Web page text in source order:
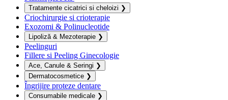
Tratamente cicatrici si cheloizi ❯
Criochirurgie si crioterapie
Exozomi & Polinucleotide
Lipoliză & Mezoterapie ❯
Peelinguri
Fillere si Peeling Ginecologie
Ace, Canule & Seringi ❯
Dermatocosmetice ❯
Îngrijire proteze dentare
Consumabile medicale ❯